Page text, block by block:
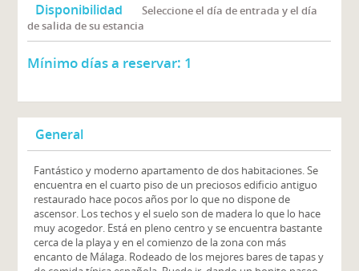
Disponibilidad
Seleccione el día de entrada y el día
de salida de su estancia
Mínimo días a reservar: 1
General
Fantástico y moderno apartamento de dos habitaciones. Se
encuentra en el cuarto piso de un preciosos edificio antiguo
restaurado hace pocos años por lo que no dispone de
ascensor. Los techos y el suelo son de madera lo que lo hace
muy acogedor. Está en pleno centro y se encuentra bastante
cerca de la playa y en el comienzo de la zona con más
encanto de Málaga. Rodeado de los mejores bares de tapas y